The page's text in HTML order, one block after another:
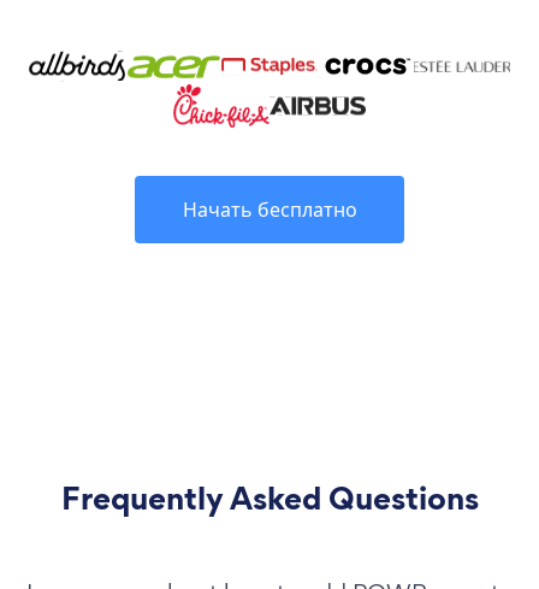
Начать бесплатно
Frequently Asked Questions